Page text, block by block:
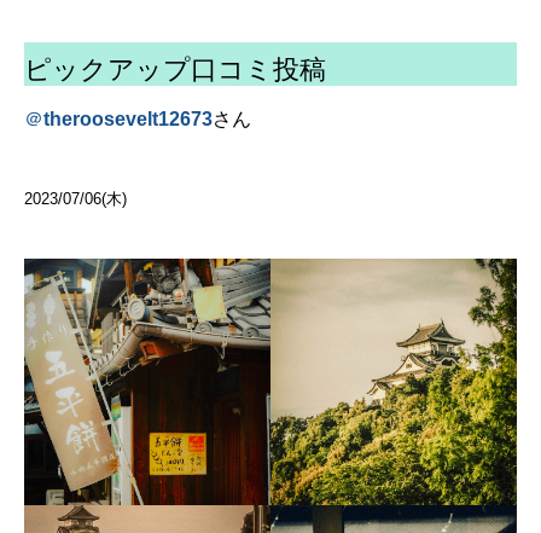
ピックアップ口コミ投稿
＠theroosevelt12673さん
2023/07/06(木)